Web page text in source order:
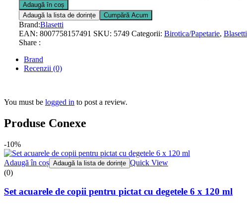
Adaugă în coș
Adaugă la lista de dorințe
Cumpără Acum
Brand:Blasetti
EAN: 8007758157491 SKU: 5749 Categorii: Birotica/Papetarie, Blasetti
Share :
Brand
Recenzii (0)
You must be logged in to post a review.
Produse Conexe
-10%
Adaugă în coș Adaugă la lista de dorințe Quick View
(0)
Set acuarele de copii pentru pictat cu degetele 6 x 120 ml